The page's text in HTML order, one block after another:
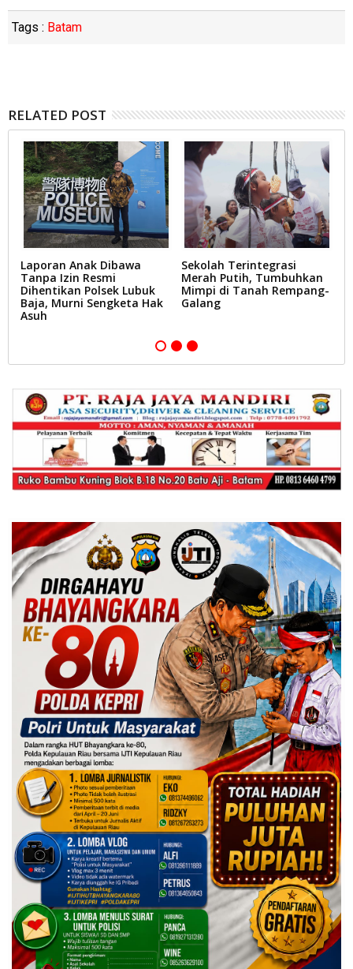
Tags : Batam
RELATED POST
Laporan Anak Dibawa
Tanpa Izin Resmi
Dihentikan Polsek Lubuk
Baja, Murni Sengketa Hak
Asuh
Sekolah Terintegrasi
Merah Putih, Tumbuhkan
Mimpi di Tanah Rempang-
Galang